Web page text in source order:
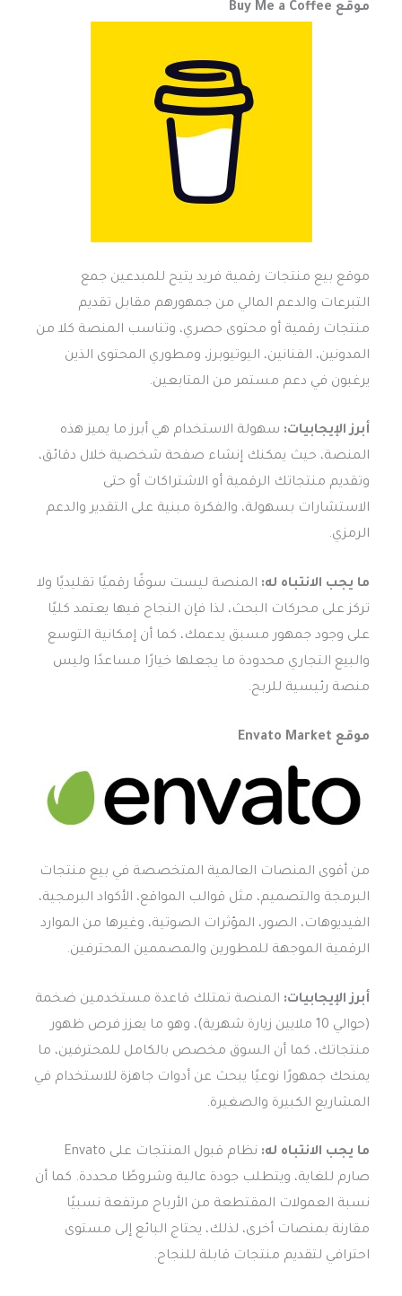
موقع Buy Me a Coffee
موقع بيع منتجات رقمية فريد يتيح للمبدعين جمع
التبرعات والدعم المالي من جمهورهم مقابل تقديم
منتجات رقمية أو محتوى حصري، وتناسب المنصة كلا من
المدونين، الفنانين، اليوتيوبرز، ومطوري المحتوى الذين
يرغبون في دعم مستمر من المتابعين.
أبرز الإيجابيات: سهولة الاستخدام هي أبرز ما يميز هذه
المنصة، حيث يمكنك إنشاء صفحة شخصية خلال دقائق،
وتقديم منتجاتك الرقمية أو الاشتراكات أو حتى
الاستشارات بسهولة، والفكرة مبنية على التقدير والدعم
الرمزي.
ما يجب الانتباه له: المنصة ليست سوقًا رقميًا تقليديًا ولا
تركز على محركات البحث، لذا فإن النجاح فيها يعتمد كليًا
على وجود جمهور مسبق يدعمك، كما أن إمكانية التوسع
والبيع التجاري محدودة ما يجعلها خيارًا مساعدًا وليس
منصة رئيسية للربح.
موقع Envato Market
من أقوى المنصات العالمية المتخصصة في بيع منتجات
البرمجة والتصميم، مثل قوالب المواقع، الأكواد البرمجية،
الفيديوهات، الصور، المؤثرات الصوتية، وغيرها من الموارد
الرقمية الموجهة للمطورين والمصممين المحترفين.
أبرز الإيجابيات: المنصة تمتلك قاعدة مستخدمين ضخمة
(حوالي 10 ملايين زيارة شهرية)، وهو ما يعزز فرص ظهور
منتجاتك، كما أن السوق مخصص بالكامل للمحترفين، ما
يمنحك جمهورًا نوعيًا يبحث عن أدوات جاهزة للاستخدام في
المشاريع الكبيرة والصغيرة.
ما يجب الانتباه له:
نظام قبول المنتجات على Envato
صارم للغاية، ويتطلب جودة عالية وشروطًا محددة. كما أن
نسبة العمولات المقتطعة من الأرباح مرتفعة نسبيًا
مقارنة بمنصات أخرى، لذلك، يحتاج البائع إلى مستوى
احترافي لتقديم منتجات قابلة للنجاح.